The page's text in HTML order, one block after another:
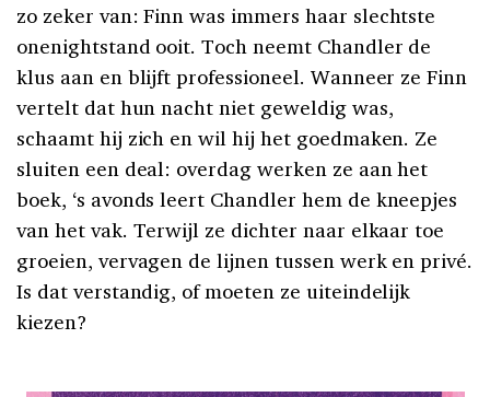
zo zeker van: Finn was immers haar slechtste
onenightstand ooit. Toch neemt Chandler de
klus aan en blijft professioneel. Wanneer ze Finn
vertelt dat hun nacht niet geweldig was,
schaamt hij zich en wil hij het goedmaken. Ze
sluiten een deal: overdag werken ze aan het
boek, ‘s avonds leert Chandler hem de kneepjes
van het vak. Terwijl ze dichter naar elkaar toe
groeien, vervagen de lijnen tussen werk en privé.
Is dat verstandig, of moeten ze uiteindelijk
kiezen?